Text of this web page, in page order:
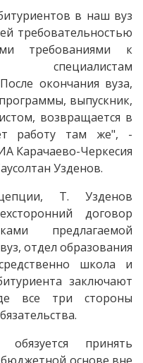
в наш вуз
требовательностью
требованиями к
специалистам
окончания вуза,
выпускник,
возвращается в
работу там же", -
Карачаево-Черкесия
Узденов.
Т. Узденов
договор
предлагаемой
отдел образования
школа и
заключают
все три стороны
принять